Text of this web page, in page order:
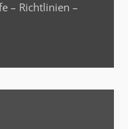
– Richtlinien –